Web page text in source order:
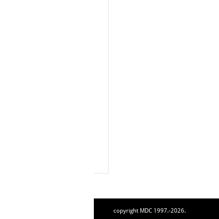
copyright MDC 1997.-2026.